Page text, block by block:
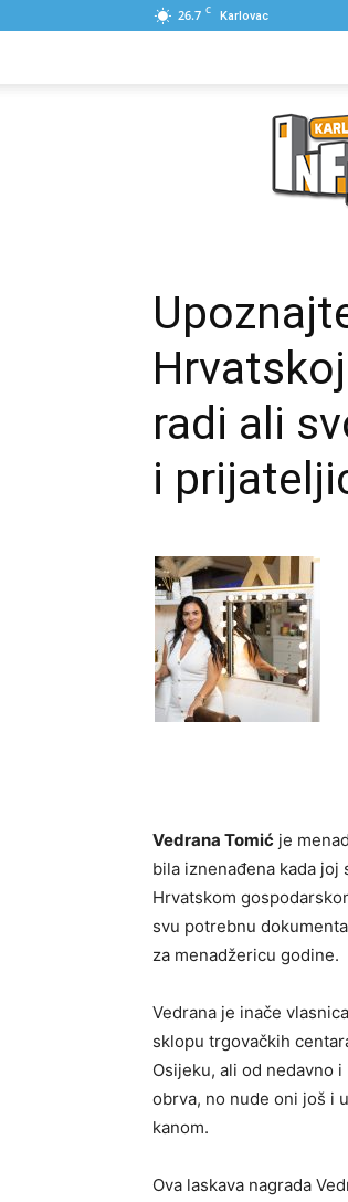
26.7 C Karlovac
Karlovački
radi ali
i
Vedrana Tomić je
bila iznenađena kada
Hrvatskom
svu potrebnu
za menadžericu godine.
Vedrana je inače
sklopu trgovačkih
Osijeku, ali od nedavno
obrva, no nude oni još i
kanom.
Ova laskava nagrada